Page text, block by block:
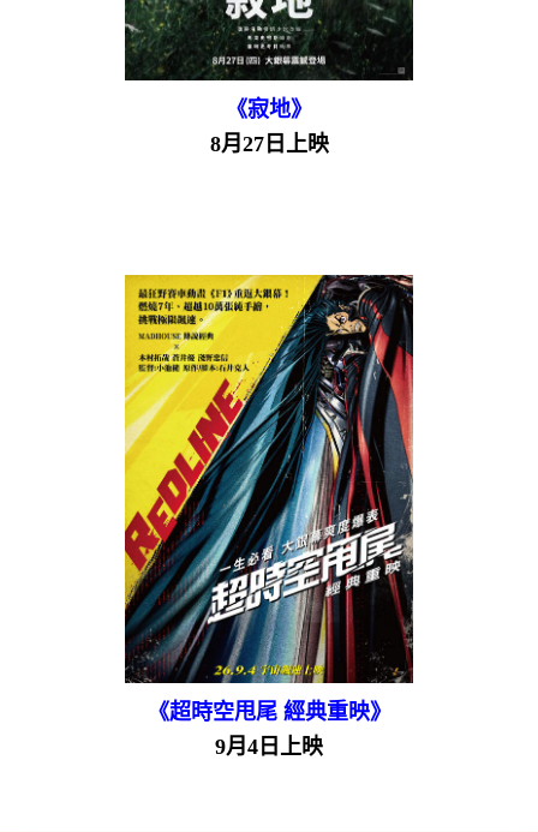
《寂地》
8月27日上映
《超時空甩尾 經典重映》
9月4日上映